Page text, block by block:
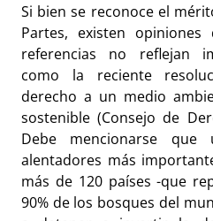
Si bien se reconoce el
Partes, existen
referencias no reflejan
como la reciente
derecho a un medio
sostenible (Consejo de
Debe mencionarse
alentadores más
más de 120 países -que
90% de los bosques del